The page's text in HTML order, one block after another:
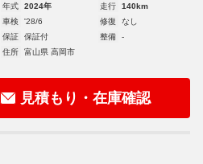
年式 2024年 走行
140km
車検
'28/6 修復
なし
保証
保証付 整備
-
住所
富山県 高岡市
見積もり・在庫確認